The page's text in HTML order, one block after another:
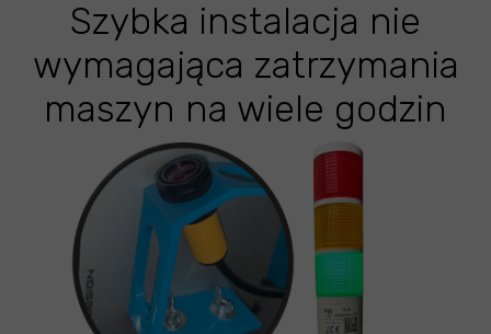
Szybka instalacja nie
wymagająca zatrzymania
maszyn na wiele godzin